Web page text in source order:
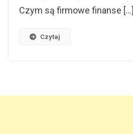
Czym są firmowe finanse […]
Czytaj